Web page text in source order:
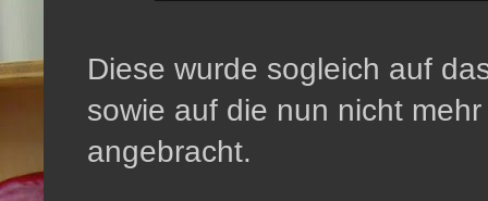
Diese wurde sogleich auf
sowie auf die nun nicht
angebracht.